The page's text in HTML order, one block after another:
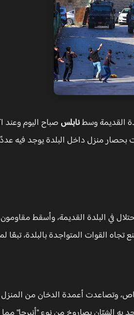
القديمة وسطنابلس صباح اليوم وعند
بحصار منزل داخل البلدة يوجد فيه
في البلدة القديمة، وأسقط
تجاه القوات المتواجدة بالبلدة، تبعًا
وتصاعدت أعمدة الدخان من المنزل